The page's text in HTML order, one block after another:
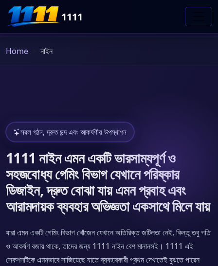
1111
Home নাইন
সরল গঠন, দ্রুত ছন্দ এবং আকর্ষণীয় উপস্থাপন
1111 নাইন এমন একটি ভারসাম্যপূর্ণ ও
সহজবোধ্য গেমিং বিভাগ যেখানে পরিষ্কার
ডিজাইন, দ্রুত বোঝা যায় এমন প্রবাহ এবং
আরামদায়ক ব্যবহার অভিজ্ঞতা একসাথে মিলে যায়
যারা এমন একটি গেমিং বিভাগ খোঁজেন যেখানে অতিরিক্ত জটিলতা নেই, কিন্তু তবু গতি
ও আকর্ষণ বজায় থাকে, তাদের জন্য 1111 নাইন বেশ মানানসই। 1111 এই
সেকশনটিকে এমনভাবে সাজিয়েছে যাতে ব্যবহারকারী প্রথম দেখাতেই বুঝতে পারেন